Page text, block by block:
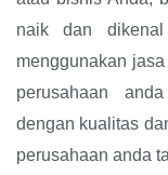
naik dan
menggunakan
perusahaan
dengan kualitas
perusahaan anda